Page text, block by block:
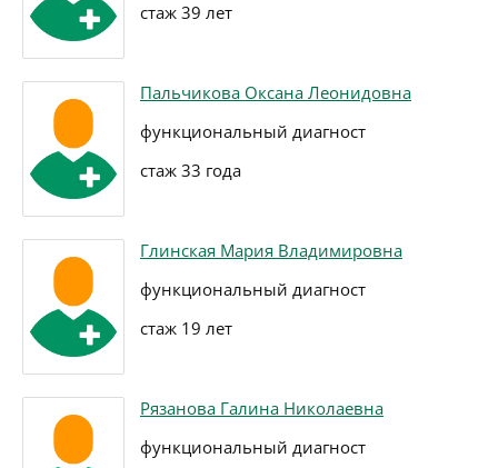
стаж 39 лет
Пальчикова Оксана Леонидовна
функциональный диагност
стаж 33 года
Глинская Мария Владимировна
функциональный диагност
стаж 19 лет
Рязанова Галина Николаевна
функциональный диагност